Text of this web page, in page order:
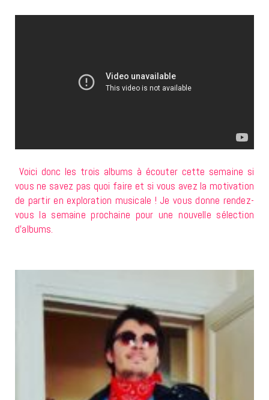
Voici donc les trois albums à écouter cette semaine si
vous ne savez pas quoi faire et si vous avez la motivation
de partir en exploration musicale ! Je vous donne rendez-
vous la semaine prochaine pour une nouvelle sélection
d’albums.